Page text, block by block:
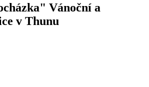
Vánoční a
v Thunu